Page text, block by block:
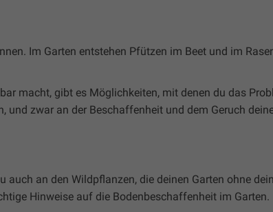
Im Garten entstehen Pfützen im Beet und im
macht, gibt es Möglichkeiten, mit denen du das
zwar an der Beschaffenheit und dem Geruch
an den Wildpflanzen, die deinen Garten ohne
Hinweise auf die Bodenbeschaffenheit im Garten.